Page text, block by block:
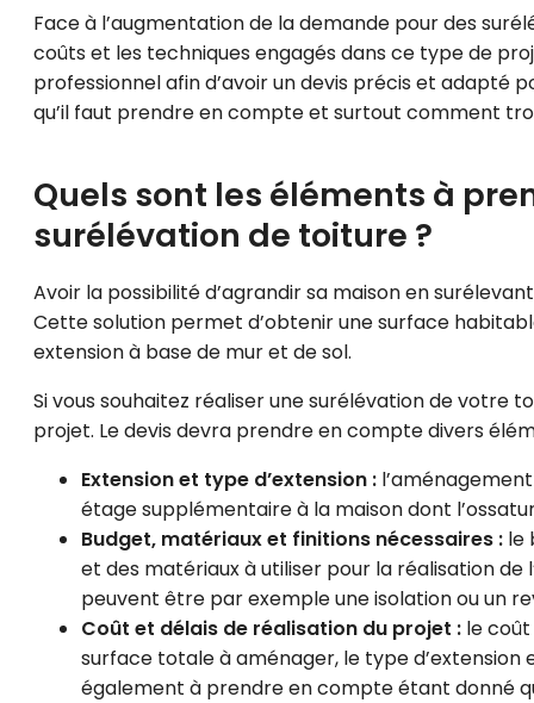
Face à l’augmentation de la demande pour des
coûts et les techniques engagés dans ce type de
professionnel afin d’avoir un devis précis et adapté
qu’il faut prendre en compte et surtout comment
Quels sont les éléments à
surélévation de toiture ?
Avoir la possibilité d’agrandir sa maison en
Cette solution permet d’obtenir une surface
extension à base de mur et de sol.
Si vous souhaitez réaliser une surélévation de votre
projet. Le devis devra prendre en compte divers
Extension et type d’extension :
étage supplémentaire à la maison dont
Budget, matériaux et finitions nécessaires : le
et des matériaux à utiliser pour la réalisation de
peuvent être par exemple une isolation ou un
Coût et délais de réalisation du projet : le
surface totale à aménager, le type
également à prendre en compte étant donné